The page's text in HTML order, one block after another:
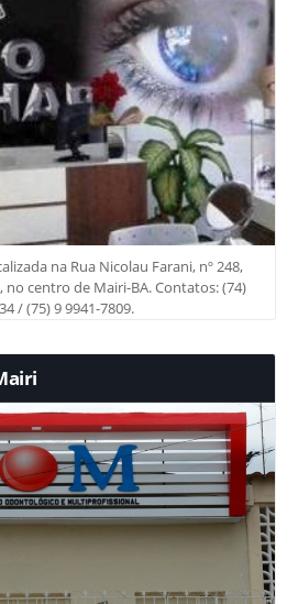
na Rua Nicolau Farani, nº 248,
no centro de Mairi-BA. Contatos: (74)
/ (75) 9 9941-7809.